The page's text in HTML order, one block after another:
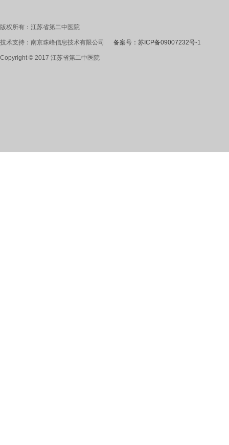
版权所有：江苏省第二中医院
技术支持：南京珠峰信息技术有限公司 备案号：苏ICP备09007232号-1
Copyright © 2017 江苏省第二中医院